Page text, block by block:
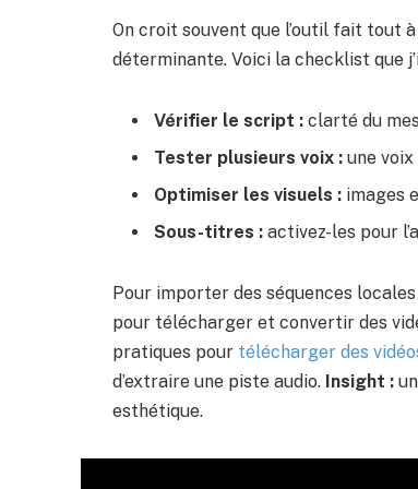
On croit souvent que l’outil fait tout
déterminante. Voici la checklist que
Vérifier le script : clarté du
Tester plusieurs voix : une
Optimiser les visuels : images
Sous-titres : activez-les pour
Pour importer des séquences
pour télécharger et convertir des
pratiques pour télécharger des
d’extraire une piste audio. Insight :
esthétique.